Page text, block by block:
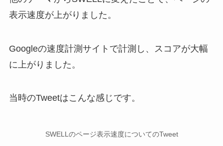
表示速度が上がりました。
Googleの速度計測サイトで計測し、スコアが大幅
に上がりました。
当時のTweetはこんな感じです。
SWELLのページ表示速度についてのTweet